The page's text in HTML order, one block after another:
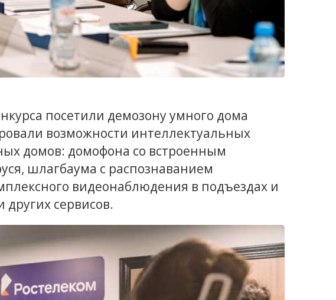
посетили демозону умного дома
возможности интеллектуальных
домов: домофона со встроенным
шлагбаума с распознаванием
видеонаблюдения в подъездах и
сервисов.